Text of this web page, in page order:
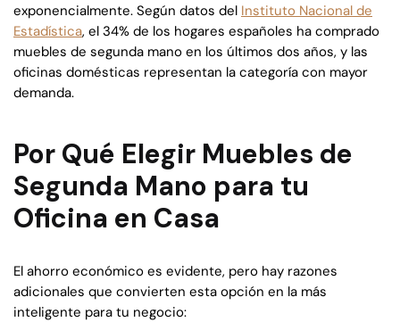
exponencialmente. Según datos del Instituto Nacional de
Estadística, el 34% de los hogares españoles ha comprado
muebles de segunda mano en los últimos dos años, y las
oficinas domésticas representan la categoría con mayor
demanda.
Por Qué Elegir Muebles de
Segunda Mano para tu
Oficina en Casa
El ahorro económico es evidente, pero hay razones
adicionales que convierten esta opción en la más
inteligente para tu negocio: